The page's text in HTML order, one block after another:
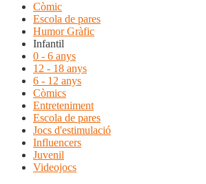
Còmic
Escola de pares
Humor Gràfic
Infantil
0 - 6 anys
12 - 18 anys
6 - 12 anys
Còmics
Entreteniment
Escola de pares
Jocs d'estimulació
Influencers
Juvenil
Videojocs